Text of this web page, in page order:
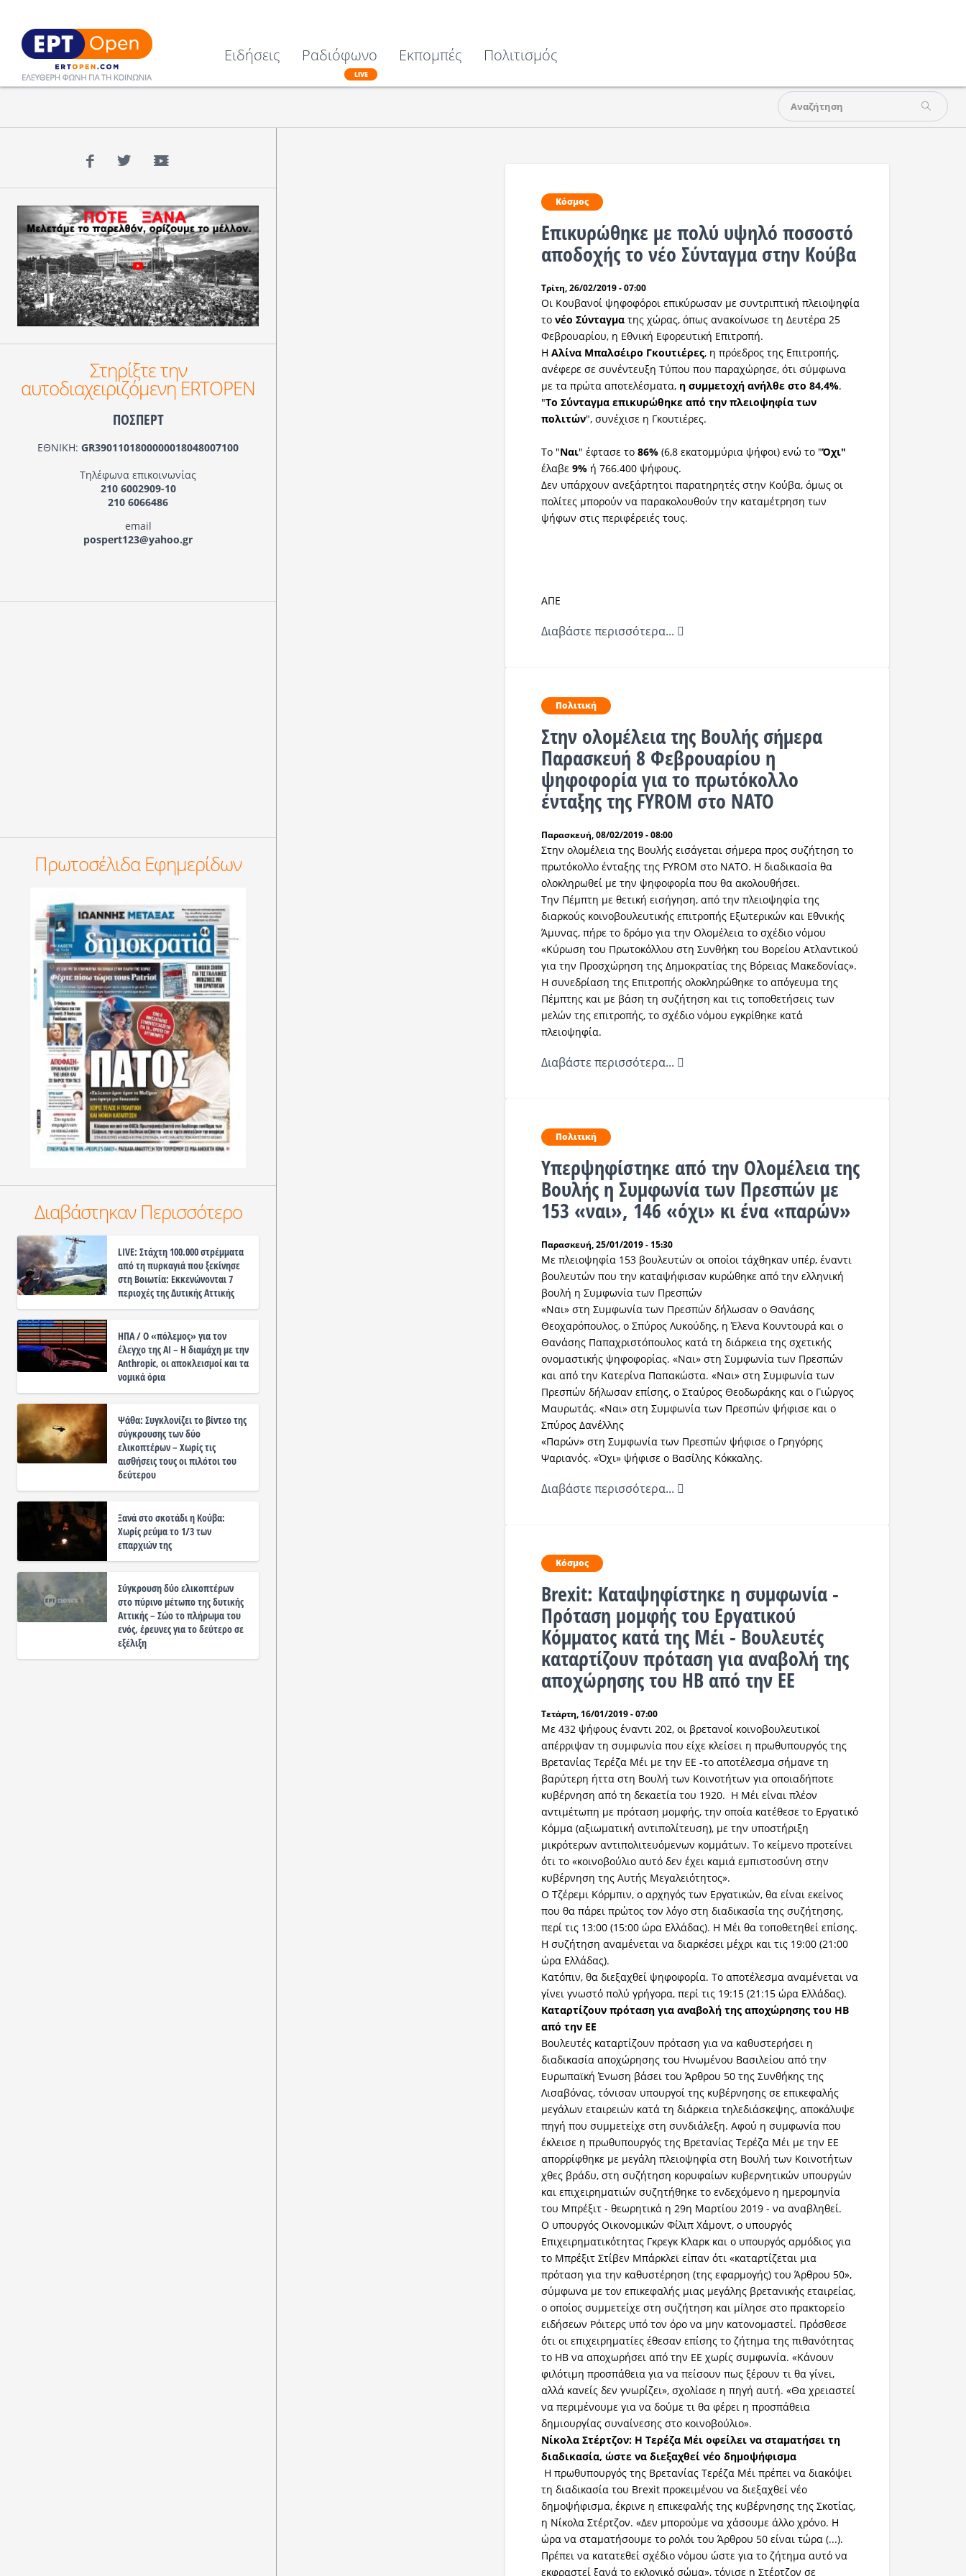
Ειδήσεις Ραδιόφωνο
LIVE
Εκπομπές Πολιτισμός
Κόσμος
Επικυρώθηκε με πολύ υψηλό ποσοστό
αποδοχής το νέο Σύνταγμα στην Κούβα
Τρίτη, 26/02/2019 - 07:00
Οι Κουβανοί ψηφοφόροι επικύρωσαν με συντριπτική πλειοψηφία
τονέο Σύνταγμα της χώρας, όπως ανακοίνωσε τηΔευτέρα 25
Φεβρουαρίου, η Εθνική Εφορευτική Επιτροπή.
ΗΑλίνα Μπαλσέιρο Γκουτιέρες, η πρόεδρος της Επιτροπής,
ανέφερε σε συνέντευξη Τύπου που παραχώρησε, ότι σύμφωνα
με τα πρώτα αποτελέσματα, η συμμετοχή ανήλθε στο 84,4%.
"Το Σύνταγμα επικυρώθηκε από την πλειοψηφία των
πολιτών", συνέχισε η Γκουτιέρες.
Το "Ναι" έφτασε το 86% (6,8 εκατομμύρια ψήφοι) ενώ το "Όχι"
έλαβε9% ή 766.400 ψήφους.
Δεν υπάρχουν ανεξάρτητοι παρατηρητές στην Κούβα, όμως οι
πολίτες μπορούν να παρακολουθούν την καταμέτρηση των
ψήφων στις περιφέρειές τους.
ΑΠΕ
Διαβάστε περισσότερα...
Πολιτική
Στην ολομέλεια της Βουλής σήμερα
Παρασκευή 8 Φεβρουαρίου η
ψηφοφορία για το πρωτόκολλο
ένταξης της FYROM στο ΝΑΤΟ
Παρασκευή, 08/02/2019 - 08:00
Στην ολομέλεια της Βουλής εισάγεται σήμερα προς συζήτηση το
πρωτόκολλο ένταξης της FYROM στο ΝΑΤΟ. Η διαδικασία θα
ολοκληρωθεί με την ψηφοφορία που θα ακολουθήσει.
Την Πέμπτη με θετική εισήγηση, από την πλειοψηφία της
διαρκούς κοινοβουλευτικής επιτροπής Εξωτερικών και Εθνικής
Άμυνας, πήρε το δρόμο για την Ολομέλεια το σχέδιο νόμου
«Κύρωση του Πρωτοκόλλου στη Συνθήκη του Βορείου Ατλαντικού
για την Προσχώρηση της Δημοκρατίας της Βόρειας Μακεδονίας».
Η συνεδρίαση της Επιτροπής ολοκληρώθηκε το απόγευμα της
Πέμπτης και με βάση τη συζήτηση και τις τοποθετήσεις των
μελών της επιτροπής, το σχέδιο νόμου εγκρίθηκε κατά
πλειοψηφία.
Διαβάστε περισσότερα...
Πολιτική
Υπερψηφίστηκε από την Ολομέλεια της
Βουλής η Συμφωνία των Πρεσπών με
153 «ναι», 146 «όχι» κι ένα «παρών»
Παρασκευή, 25/01/2019 - 15:30
Με πλειοψηφία 153 βουλευτών οι οποίοι τάχθηκαν υπέρ, έναντι
βουλευτών που την καταψήφισαν κυρώθηκε από την ελληνική
βουλή η Συμφωνία των Πρεσπών
«Ναι» στη Συμφωνία των Πρεσπών δήλωσαν ο Θανάσης
Θεοχαρόπουλος, ο Σπύρος Λυκούδης, η Έλενα Κουντουρά και ο
Θανάσης Παπαχριστόπουλος κατά τη διάρκεια της σχετικής
ονομαστικής ψηφοφορίας. «Ναι» στη Συμφωνία των Πρεσπών
και από την Κατερίνα Παπακώστα. «Ναι» στη Συμφωνία των
Πρεσπών δήλωσαν επίσης, ο Σταύρος Θεοδωράκης και ο Γιώργος
Μαυρωτάς. «Ναι» στη Συμφωνία των Πρεσπών ψήφισε και ο
Σπύρος Δανέλλης
«Παρών» στη Συμφωνία των Πρεσπών ψήφισε ο Γρηγόρης
Ψαριανός. «Όχι» ψήφισε ο Βασίλης Κόκκαλης.
Διαβάστε περισσότερα...
Κόσμος
Brexit: Καταψηφίστηκε η συμφωνία -
Πρόταση μομφής του Εργατικού
Κόμματος κατά της Μέι - Βουλευτές
καταρτίζουν πρόταση για αναβολή της
αποχώρησης του ΗΒ από την ΕΕ
Τετάρτη, 16/01/2019 - 07:00
Με 432 ψήφους έναντι 202, οι βρετανοί κοινοβουλευτικοί
απέρριψαν τη συμφωνία που είχε κλείσει η πρωθυπουργός της
Βρετανίας Τερέζα Μέι με την ΕΕ -το αποτέλεσμα σήμανε τη
βαρύτερη ήττα στη Βουλή των Κοινοτήτων για οποιαδήποτε
κυβέρνηση από τη δεκαετία του 1920. Η Μέι είναι πλέον
αντιμέτωπη με πρόταση μομφής, την οποία κατέθεσε το Εργατικό
Κόμμα (αξιωματική αντιπολίτευση), με την υποστήριξη
μικρότερων αντιπολιτευόμενων κομμάτων. Το κείμενο προτείνει
ότι το «κοινοβούλιο αυτό δεν έχει καμιά εμπιστοσύνη στην
κυβέρνηση της Αυτής Μεγαλειότητος».
Ο Τζέρεμι Κόρμπιν, ο αρχηγός των Εργατικών, θα είναι εκείνος
που θα πάρει πρώτος τον λόγο στη διαδικασία της συζήτησης,
περί τις 13:00 (15:00 ώρα Ελλάδας). Η Μέι θα τοποθετηθεί επίσης.
Η συζήτηση αναμένεται να διαρκέσει μέχρι και τις 19:00 (21:00
ώρα Ελλάδας).
Κατόπιν, θα διεξαχθεί ψηφοφορία. Το αποτέλεσμα αναμένεται να
γίνει γνωστό πολύ γρήγορα, περί τις 19:15 (21:15 ώρα Ελλάδας).
Καταρτίζουν πρόταση για αναβολή της αποχώρησης του ΗΒ
από την ΕΕ
Βουλευτές καταρτίζουν πρόταση για να καθυστερήσει η
διαδικασία αποχώρησης του Ηνωμένου Βασιλείου από την
Ευρωπαϊκή Ένωση βάσει του Άρθρου 50 της Συνθήκης της
Λισαβόνας, τόνισαν υπουργοί της κυβέρνησης σε επικεφαλής
μεγάλων εταιρειών κατά τη διάρκεια τηλεδιάσκεψης, αποκάλυψε
πηγή που συμμετείχε στη συνδιάλεξη. Αφού η συμφωνία που
έκλεισε η πρωθυπουργός της Βρετανίας Τερέζα Μέι με την ΕΕ
απορρίφθηκε με μεγάλη πλειοψηφία στη Βουλή των Κοινοτήτων
χθες βράδυ, στη συζήτηση κορυφαίων κυβερνητικών υπουργών
και επιχειρηματιών συζητήθηκε το ενδεχόμενο η ημερομηνία
του Μπρέξιτ - θεωρητικά η 29η Μαρτίου 2019 - να αναβληθεί.
Ο υπουργός Οικονομικών Φίλιπ Χάμοντ, ο υπουργός
Επιχειρηματικότητας Γκρεγκ Κλαρκ και ο υπουργός αρμόδιος για
το Μπρέξιτ Στίβεν Μπάρκλεϊ είπαν ότι «καταρτίζεται μια
πρόταση για την καθυστέρηση (της εφαρμογής) του Άρθρου 50»,
σύμφωνα με τον επικεφαλής μιας μεγάλης βρετανικής εταιρείας,
ο οποίος συμμετείχε στη συζήτηση και μίλησε στο πρακτορείο
ειδήσεων Ρόιτερς υπό τον όρο να μην κατονομαστεί. Πρόσθεσε
ότι οι επιχειρηματίες έθεσαν επίσης το ζήτημα της πιθανότητας
το ΗΒ να αποχωρήσει από την ΕΕ χωρίς συμφωνία. «Κάνουν
φιλότιμη προσπάθεια για να πείσουν πως ξέρουν τι θα γίνει,
αλλά κανείς δεν γνωρίζει», σχολίασε η πηγή αυτή. «Θα χρειαστεί
να περιμένουμε για να δούμε τι θα φέρει η προσπάθεια
δημιουργίας συναίνεσης στο κοινοβούλιο».
Νίκολα Στέρτζον: Η Τερέζα Μέι οφείλει να σταματήσει τη
διαδικασία, ώστε να διεξαχθεί νέο δημοψήφισμα
Η πρωθυπουργός της Βρετανίας Τερέζα Μέι πρέπει να διακόψει
τη διαδικασία του Brexit προκειμένου να διεξαχθεί νέο
δημοψήφισμα, έκρινε η επικεφαλής της κυβέρνησης της Σκοτίας,
η Νίκολα Στέρτζον. «Δεν μπορούμε να χάσουμε άλλο χρόνο. Η
ώρα να σταματήσουμε το ρολόι του Άρθρου 50 είναι τώρα (...).
Πρέπει να κατατεθεί σχέδιο νόμου ώστε για το ζήτημα αυτό να
εκφραστεί ξανά το εκλογικό σώμα», τόνισε η Στέρτζον σε
Facebook
TwitterYouTube
Στηρίξτε την
αυτοδιαχειριζόμενη ERTOPEN
ΠΟΣΠΕΡΤ
ΕΘΝΙΚΗ: GR3901101800000018048007100
Τηλέφωνα επικοινωνίας
210 6002909-10
210 6066486
email
pospert123@yahoo.gr
Πρωτοσέλιδα Εφημερίδων
Διαβάστηκαν Περισσότερο
LIVE: Στάχτη 100.000 στρέμματα
από τη πυρκαγιά που ξεκίνησε
στη Βοιωτία: Εκκενώνονται 7
περιοχές της Δυτικής Αττικής
ΗΠΑ / Ο «πόλεμος» για τον
έλεγχο της ΑΙ – Η διαμάχη με την
Anthropic, οι αποκλεισμοί και τα
νομικά όρια
Ψάθα: Συγκλονίζει το βίντεο της
σύγκρουσης των δύο
ελικοπτέρων – Χωρίς τις
αισθήσεις τους οι πιλότοι του
δεύτερου
Ξανά στο σκοτάδι η Κούβα:
Χωρίς ρεύμα το 1/3 των
επαρχιών της
Σύγκρουση δύο ελικοπτέρων
στο πύρινο μέτωπο της δυτικής
Αττικής – Σώο το πλήρωμα του
ενός, έρευνες για το δεύτερο σε
εξέλιξη